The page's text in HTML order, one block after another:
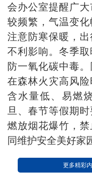
会办公室提醒广
较频繁，气温变化
注意防寒保暖，
不利影响。冬季
防一氧化碳中毒
在森林火灾高风
含水量低、易燃
旦、春节等假期
燃放烟花爆竹，
同维护安全美好家
更多精彩